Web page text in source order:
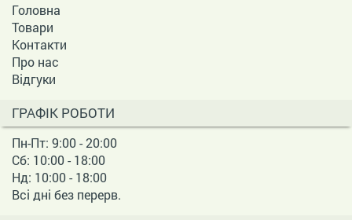
Головна
Товари
Контакти
Про нас
Відгуки
ГРАФІК РОБОТИ
Пн-Пт: 9:00 - 20:00
Сб: 10:00 - 18:00
Нд: 10:00 - 18:00
Всі дні без перерв.